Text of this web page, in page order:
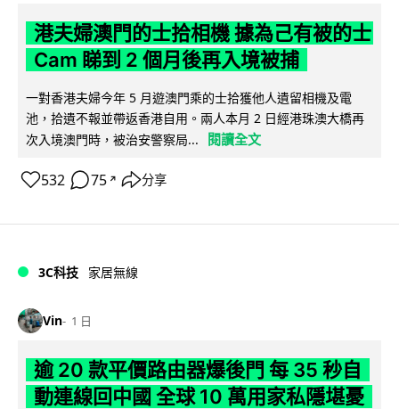
港夫婦澳門的士拾相機 據為己有被的士
Cam 睇到 2 個月後再入境被捕
一對香港夫婦今年 5 月遊澳門乘的士拾獲他人遺留相機及電
池，拾遺不報並帶返香港自用。兩人本月 2 日經港珠澳大橋再
次入境澳門時，被治安警察局...
閱讀全文
532 75 ↗ 分享
3C科技 家居無線
Vin 1 日
逾 20 款平價路由器爆後門 每 35 秒自
動連線回中國 全球 10 萬用家私隱堪憂